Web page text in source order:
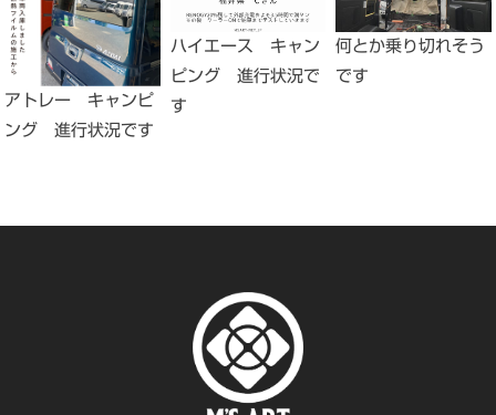
アトレー キャンピ
ング 進行状況です
ハイエース キャン
ピング 進行状況で
す
何とか乗り切れそう
です